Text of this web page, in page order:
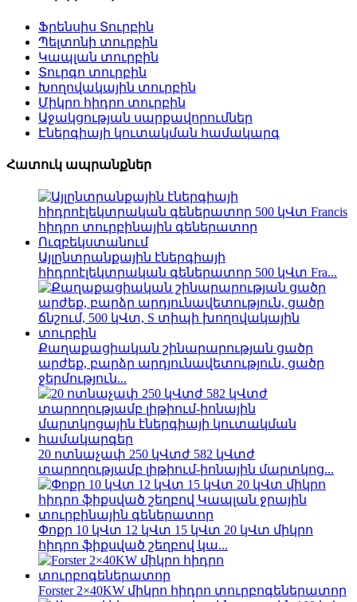
Ֆրենսիս Տուրբին
Պելտոնի տուրբին
Կապլան տուրբին
Տուրգո տուրբին
Խողովակային տուրբին
Միկրո հիդրո տուրբին
Աջակցության սարքավորումներ
Էներգիայի կուտակման համակարգ
Հատուկ ապրանքներ
Այլընտրանքային էներգիայի
հիդրոէլեկտրական գեներատոր 500 կՎտ Fra...
Քաղաքացիական շինարարության ցածր
արժեք, բարձր արդյունավետություն, ցածր
ջերմություն...
20 ոտնաչափ 250 կՎտժ 582 կՎտժ
տարողությամբ լիթիում-իոնային մարտկոց...
Փոքր 10 կՎտ 12 կՎտ 15 կՎտ 20 կՎտ միկրո
հիդրո ֆիքսված շեղբով կա...
Forster 2×40KW միկրո հիդրո տուրբոգեներատոր